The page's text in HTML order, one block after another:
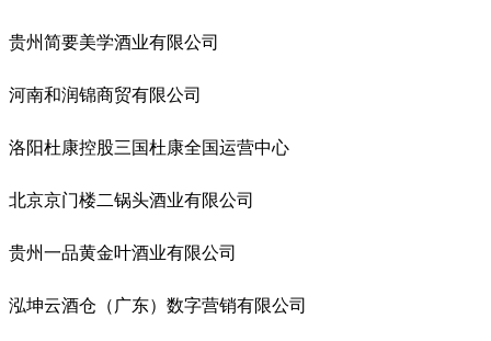
贵州简要美学酒业有限公司
河南和润锦商贸有限公司
洛阳杜康控股三国杜康全国运营中心
北京京门楼二锅头酒业有限公司
贵州一品黄金叶酒业有限公司
泓坤云酒仓（广东）数字营销有限公司